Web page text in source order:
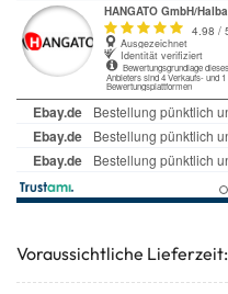
Voraussichtliche Lieferzeit: